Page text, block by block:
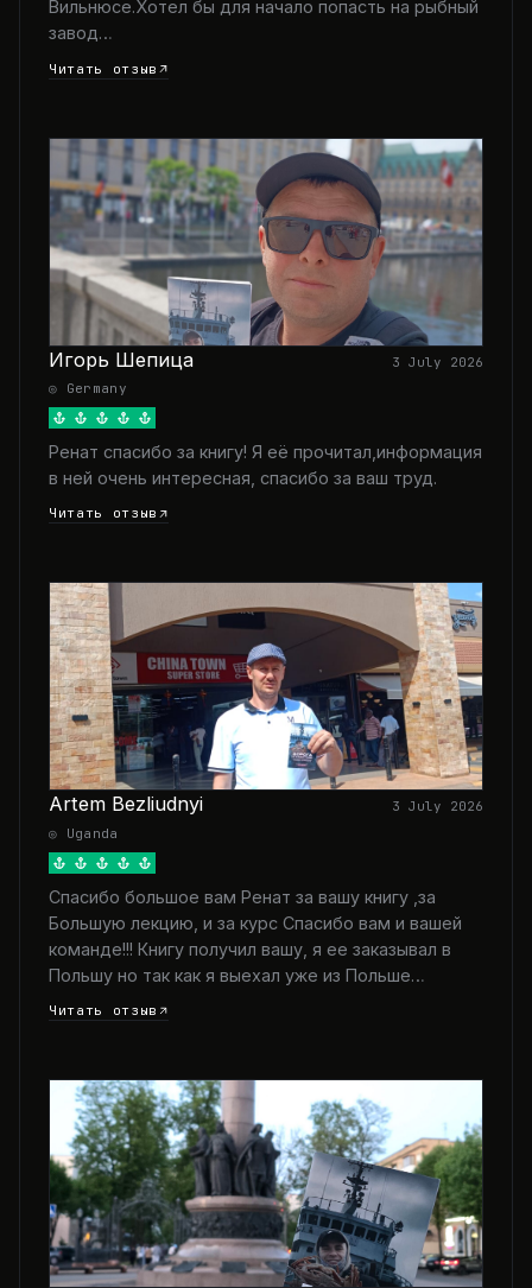
Вильнюсе.Хотел бы для начало попасть на рыбный
завод…
Читать отзыв
Игорь Шепица
3 July 2026
◎ Germany
Ренат спасибо за книгу! Я её прочитал,информация
в ней очень интересная, спасибо за ваш труд.
Читать отзыв
Artem Bezliudnyi
3 July 2026
◎ Uganda
Спасибо большое вам Ренат за вашу книгу ,за
Большую лекцию, и за курс Спасибо вам и вашей
команде!!! Книгу получил вашу, я ее заказывал в
Польшу но так как я выехал уже из Польше…
Читать отзыв